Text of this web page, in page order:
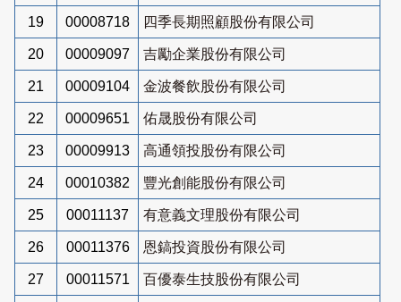
19 00008718 四季長期照顧股份有限公司
20 00009097 吉勵企業股份有限公司
21 00009104 金波餐飲股份有限公司
22 00009651 佑晟股份有限公司
23 00009913 高通領投股份有限公司
24 00010382 豐光創能股份有限公司
25 00011137 有意義文理股份有限公司
26 00011376 恩鎬投資股份有限公司
27 00011571 百優泰生技股份有限公司